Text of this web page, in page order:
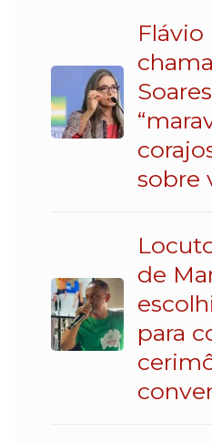
Flávio
sobre
de
para